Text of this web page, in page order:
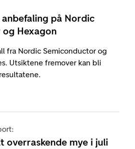
på Nordic
Hexagon
fra Nordic Semiconductor og
Utsiktene fremover kan bli
overraskende mye i juli